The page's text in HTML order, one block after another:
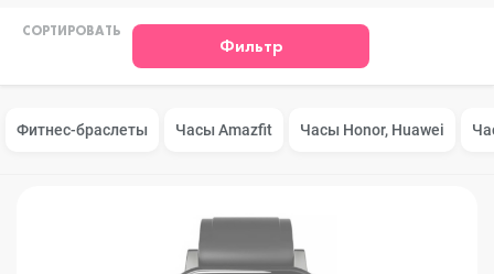
Фитнес-браслеты Часы Amazfit Часы Honor, Huawei
СОРТИРОВАТЬ
Фильтр